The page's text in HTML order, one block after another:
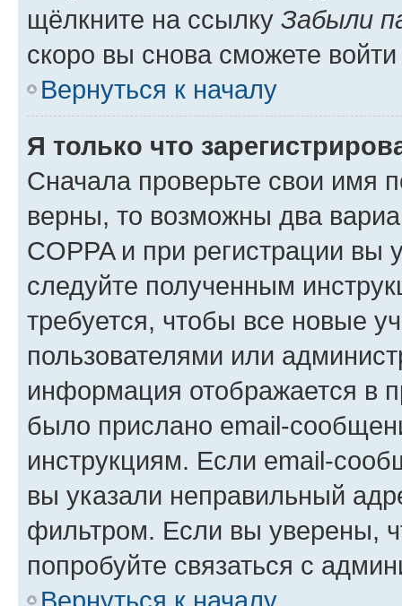
щёлкните на ссылку Забыли
скоро вы снова сможете
Вернуться к началу
Я только что
Сначала проверьте свои имя
верны, то возможны два
COPPA и при регистрации вы
следуйте полученным
требуется, чтобы все новые
пользователями или
информация отображается в
было прислано email-
инструкциям. Если email-
вы указали неправильный
фильтром. Если вы уверены,
попробуйте связаться с
Вернуться к началу